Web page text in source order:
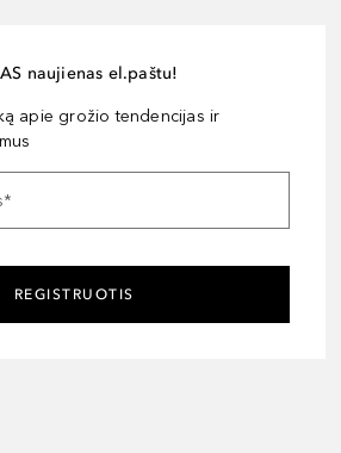
naujienas el.paštu!
apie grožio tendencijas ir
*
REGISTRUOTIS